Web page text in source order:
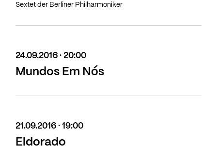
Sextet der Berliner Philharmoniker
24.09.2016 · 20:00
Mundos Em Nós
21.09.2016 · 19:00
Eldorado